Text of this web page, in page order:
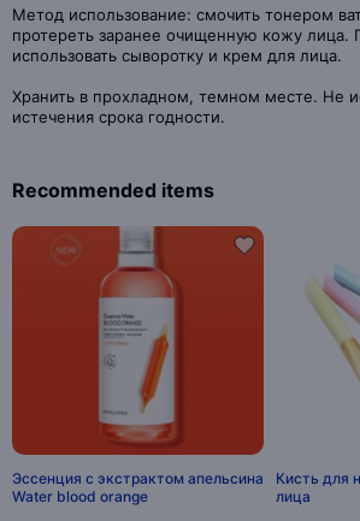
Метод использование: смочить тонером
протереть заранее очищенную кожу лица.
использовать сыворотку и крем для лица.
Хранить в прохладном, темном месте. Не
истечения срока годности.
Recommended items
Эссенция с экстрактом апельсина
Water blood orange
Кисть для
лица